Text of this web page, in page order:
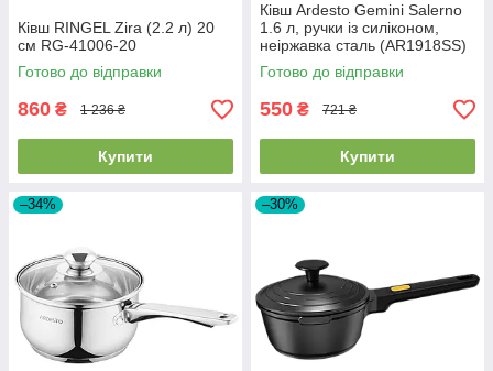
Ківш RINGEL Zira (2.2 л) 20
см RG-41006-20
Готово до відправки
860 ₴ 1 236 ₴
Купити
Ківш Ardesto Gemini Salerno
1.6 л, ручки із силіконом,
неіржавка сталь (AR1918SS)
Готово до відправки
550 ₴ 721 ₴
Купити
–34% –30%